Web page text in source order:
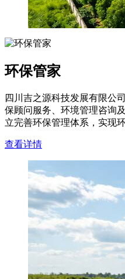
环保管家
四川吉之源科技发展有限公
保顾问服务、环境管理咨询
立完善环保管理体系，实现
查看详情